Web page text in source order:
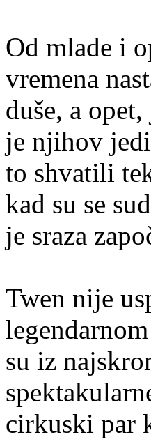
Od mlade i
vremena
duše, a
je njihov
to shvatili
kad su se
je sraza
Twen nije
su iz
cirkuski par